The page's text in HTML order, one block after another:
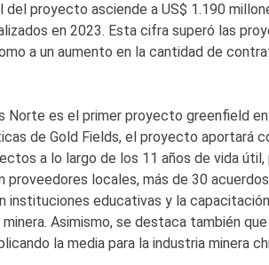
proyecto asciende a US$ 1.190
en 2023. Esta cifra superó las
a un aumento en la cantidad de
Norte es el primer proyecto greenfield en
de Gold Fields, el proyecto aportará
a lo largo de los 11 años de vida
proveedores locales, más de 30
instituciones educativas y la
Asimismo, se destaca también
la media para la industria minera